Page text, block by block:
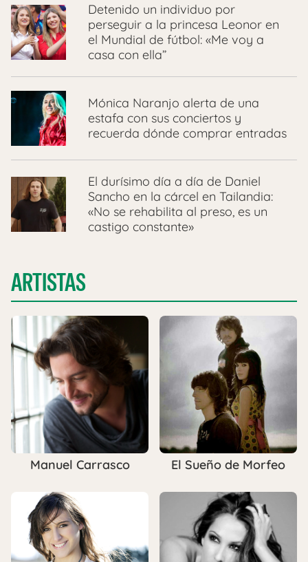
Detenido un individuo por
perseguir a la princesa Leonor en
el Mundial de fútbol: «Me voy a
casa con ella”
Mónica Naranjo alerta de una
estafa con sus conciertos y
recuerda dónde comprar entradas
El durísimo día a día de Daniel
Sancho en la cárcel en Tailandia:
«No se rehabilita al preso, es un
castigo constante»
ARTISTAS
Manuel Carrasco El Sueño de Morfeo